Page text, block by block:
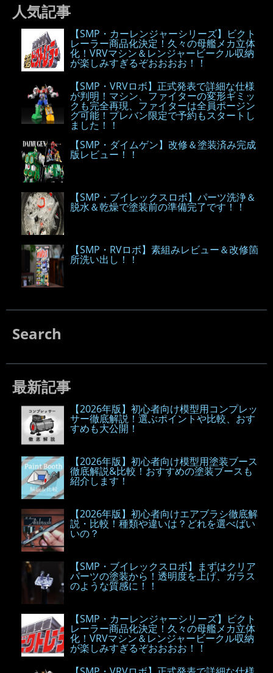
人気記事
【SMP・カーレンジャーシリーズ】ビクト
レーラー商品化決定！久々の母艦メカ立体
化！VRVマシン＆レンジャービークル収納
が楽しみすぎるぞおおおお！！
【SMP・VRVロボ】正式発表で詳細な仕様
が判明！マシン、ファイターの変形ギミッ
クも完全再現、ファイターは全員ポージン
グ可能！プレバン限定で予約もスタートし
ました！！
【SMP・ダイムゲン】改修＆塗装済み完成
版レビュー！！
【SMP・ブイレックスロボ】パーツ洗浄＆
脱水＆乾燥で塗装前の準備完了です！！
【SMP・RVロボ】素組みレビュー＆改修箇
所洗い出し！！
Search
最新記事
【2026年版】初心者向け模型用コンプレッ
サー徹底解説！選ぶポイントや比較、おす
すめも大公開！
【2026年版】初心者向け模型用塗装ブース
徹底解説&比較！おすすめの塗装ブースも
紹介します！
【2026年版】初心者向けエアブラシ徹底解
説・比較！種類や違いは？どれを選べばい
いの？
【SMP・ブイレックスロボ】まずはクリア
パーツの塗装から！透明度を上げ、ガラス
のような質感に！！
【SMP・カーレンジャーシリーズ】ビクト
レーラー商品化決定！久々の母艦メカ立体
化！VRVマシン＆レンジャービークル収納
が楽しみすぎるぞおおおお！！